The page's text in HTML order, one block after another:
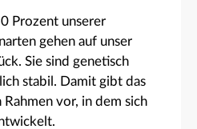
Prozent unserer
gehen auf unser
Sie sind genetisch
stabil. Damit gibt das
vor, in dem sich